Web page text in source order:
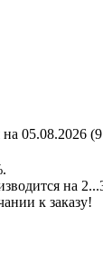
05.08.2026
на
к заказу!